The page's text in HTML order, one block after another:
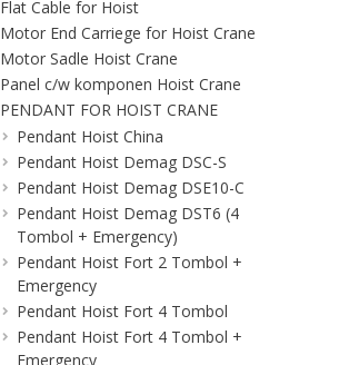
Flat Cable for Hoist
Motor End Carriege for Hoist Crane
Motor Sadle Hoist Crane
Panel c/w komponen Hoist Crane
PENDANT FOR HOIST CRANE
Pendant Hoist China
Pendant Hoist Demag DSC-S
Pendant Hoist Demag DSE10-C
Pendant Hoist Demag DST6 (4
Tombol + Emergency)
Pendant Hoist Fort 2 Tombol +
Emergency
Pendant Hoist Fort 4 Tombol
Pendant Hoist Fort 4 Tombol +
Emergency